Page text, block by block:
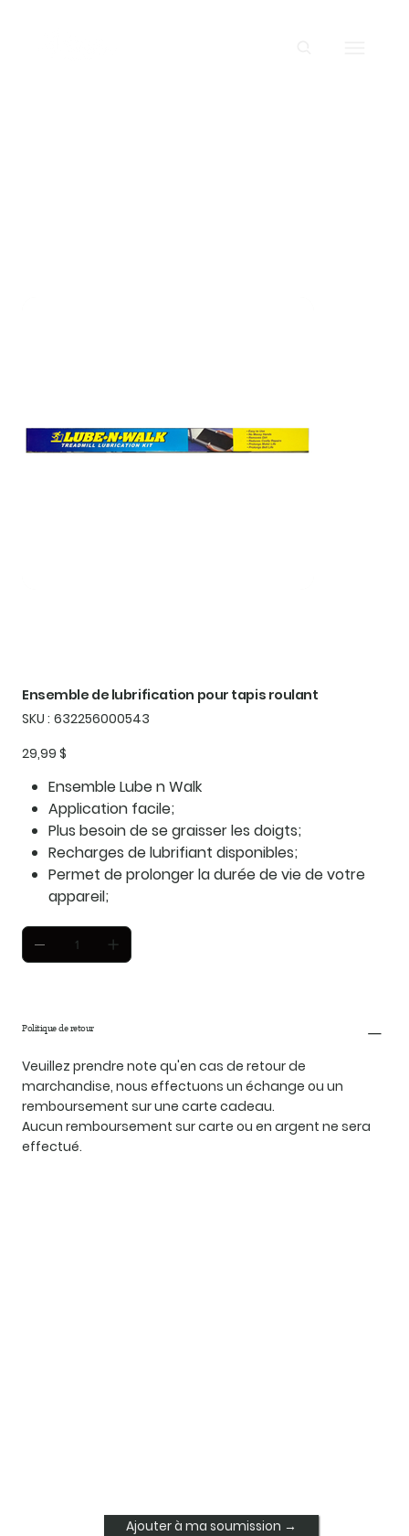
Ensemble de lubrification pour tapis roulant
SKU : SKU
632256000543
632256000543
Prix
29,99 $
Ensemble Lube n Walk
Application facile;
Plus besoin de se graisser les doigts;
Recharges de lubrifiant disponibles;
Permet de prolonger la durée de vie de votre
appareil;
Politique de retour
Veuillez prendre note qu'en cas de retour de
marchandise, nous effectuons un échange ou un
remboursement sur une carte cadeau.
Aucun remboursement sur carte ou en argent ne sera
effectué.
Ajouter à ma soumission →